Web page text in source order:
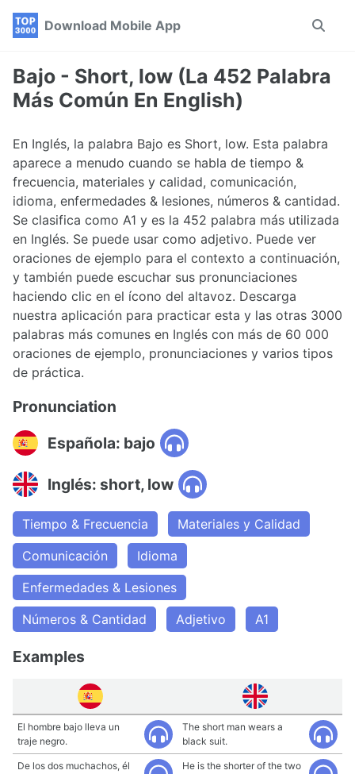
Skip
navigation
Skip
Skip
Download Mobile App
Toggle
Bajo - Short, low (La 452 Palabra
Más Común En English)
En Inglés, la palabra Bajo es Short, low. Esta palabra
aparece a menudo cuando se habla de tiempo &
frecuencia, materiales y calidad, comunicación,
idioma, enfermedades & lesiones, números & cantidad.
Se clasifica como A1 y es la 452 palabra más utilizada
en Inglés. Se puede usar como adjetivo. Puede ver
oraciones de ejemplo para el contexto a continuación,
y también puede escuchar sus pronunciaciones
haciendo clic en el ícono del altavoz. Descarga
nuestra aplicación para practicar esta y las otras 3000
palabras más comunes en Inglés con más de 60 000
oraciones de ejemplo, pronunciaciones y varios tipos
de práctica.
Pronunciation
Española: bajo
Inglés: short, low
Tiempo & Frecuencia
Materiales y Calidad
Comunicación
Idioma
Enfermedades & Lesiones
Números & Cantidad
Adjetivo A1
Examples
El hombre bajo lleva un
traje negro.
The short man wears a
black suit.
De los dos muchachos, él
He is the shorter of the two